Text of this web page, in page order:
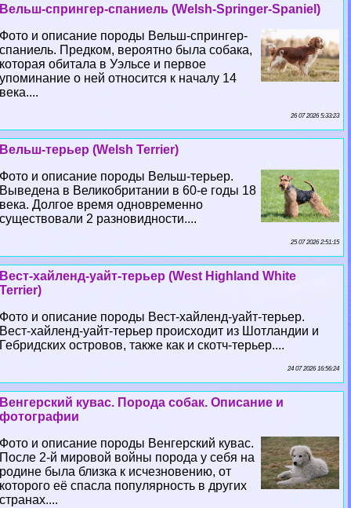
Вельш-спрингер-спаниель (Welsh-Springer-Spaniel)
Фото и описание породы Вельш-спрингер-
спаниель. Предком, вероятно была собака,
которая обитала в Уэльсе и первое
упоминание о ней относится к началу 14
века....
26 07 2026 5:33:23
Вельш-терьер (Welsh Terrier)
Фото и описание породы Вельш-терьер.
Выведена в Великобритании в 60-е годы 18
века. Долгое время одновременно
существовали 2 разновидности....
25 07 2026 2:51:15
Вест-хайленд-уайт-терьер (West Highland White
Terrier)
Фото и описание породы Вест-хайленд-уайт-терьер.
Вест-хайленд-уайт-терьер происходит из Шотландии и
Гебридских островов, также как и скотч-терьер....
24 07 2026 16:56:24
Венгерский кувас. Порода собак. Описание и
фотографии
Фото и описание породы Венгерский кувас.
После 2-й мировой войны порода у себя на
родине была близка к исчезновению, от
которого её спасла популярность в других
странах....